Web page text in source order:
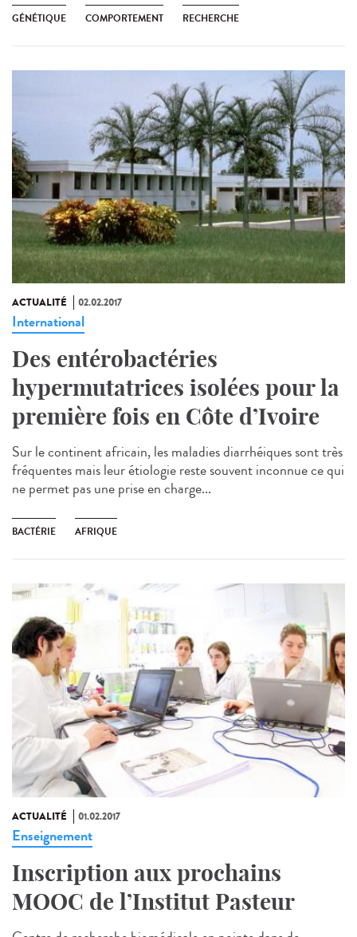
GÉNÉTIQUE COMPORTEMENT RECHERCHE
ACTUALITÉ 02.02.2017
International
Des entérobactéries
hypermutatrices isolées pour la
première fois en Côte d’Ivoire
Sur le continent africain, les maladies diarrhéiques sont très
fréquentes mais leur étiologie reste souvent inconnue ce qui
ne permet pas une prise en charge...
BACTÉRIE AFRIQUE
ACTUALITÉ 01.02.2017
Enseignement
Inscription aux prochains
MOOC de l’Institut Pasteur